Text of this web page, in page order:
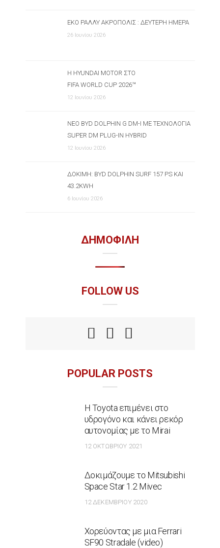
ΕΚΟ ΡΆΛΛΥ ΑΚΡΌΠΟΛΙΣ : ΔΕΎΤΕΡΗ ΗΜΈΡΑ
26 Ιουνίου 2026
Η HYUNDAI MOTOR ΣΤΟ
FIFA WORLD CUP 2026™
12 Ιουνίου 2026
ΝΈΟ BYD DOLPHIN G DM-I ΜΕ ΤΕΧΝΟΛΟΓΊΑ
SUPER DM PLUG-IN HYBRID
12 Ιουνίου 2026
ΔΟΚΙΜΉ: BYD DOLPHIN SURF 157 PS ΚΑΙ
43.2KWH
6 Ιουνίου 2026
ΔΗΜΟΦΙΛΗ
FOLLOW US
POPULAR POSTS
Η Toyota επιμένει στο
υδρογόνο και κάνει ρεκόρ
αυτονομίας με το Mirai
12 ΟΚΤΩΒΡΊΟΥ 2021
Δοκιμάζουμε το Mitsubishi
Space Star 1.2 Mivec
12 ΔΕΚΕΜΒΡΊΟΥ 2020
Χορεύοντας με μια Ferrari
SF90 Stradale (video)